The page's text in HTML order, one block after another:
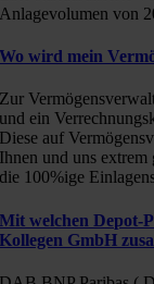
Anlagevolumen von
Wo wird mein
Zur
und ein
Diese auf
Ihnen und uns
die 100%ige
Mit welchen Depot-
Kollegen GmbH